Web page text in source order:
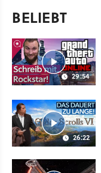
BELIEBT
29:54
26:22